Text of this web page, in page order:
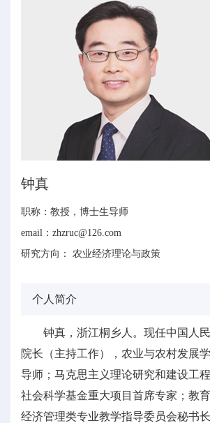
钟真
职称：教授，博士生导师
email：zhzruc@126.com
研究方向： 农业经济理论与政策
个人简介
钟真，浙江桐乡人。现任中国人
院长（主持工作），农业与农村发展
导师；马克思主义理论研究和建设工
社会科学基金重大项目首席专家；教
经济管理类专业教学指导委员会秘书